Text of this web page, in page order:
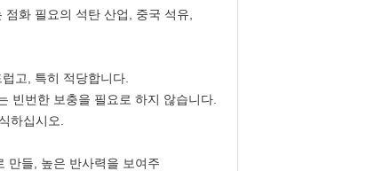
화 필요의 석탄 산업, 중국 석유,
고, 특히 적당합니다.
빈번한 보충을 필요로 하지 않습니다.
하십시오.
만들, 높은 반사력을 보여주